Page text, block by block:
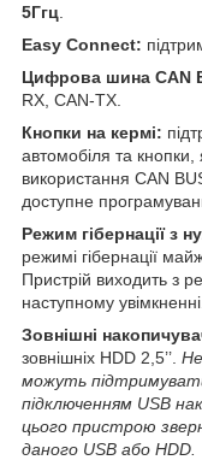
5Ггц
Easy Connect:
Цифрова шина CAN
RX, CAN-TX.
Кнопки на кермі:
автомобіля та
використання CAN
доступне
Режим гібернації з
режимі гібернації
Пристрій виходить з
наступному увімкненні.
Зовнішні
зовнішніх HDD 2,5’’.
можуть
підключенням USB
цього пристрою
даного USB або HDD.